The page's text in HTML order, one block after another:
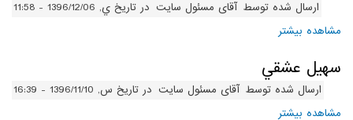
ارسال شده توسط آقای مسئول سایت در تاریخ ي, 1396/12/06 - 11:58
مشاهده بیشتر
سهيل عشقي
ارسال شده توسط آقای مسئول سایت در تاریخ س, 1396/11/10 - 16:39
مشاهده بیشتر